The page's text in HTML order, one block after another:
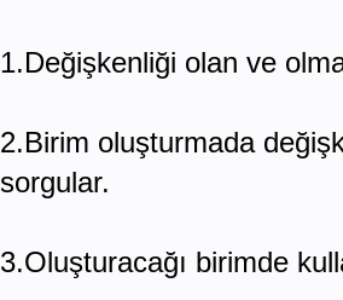
1.Değişkenliği olan ve
2.Birim oluşturmada
sorgular.
3.Oluşturacağı birimde